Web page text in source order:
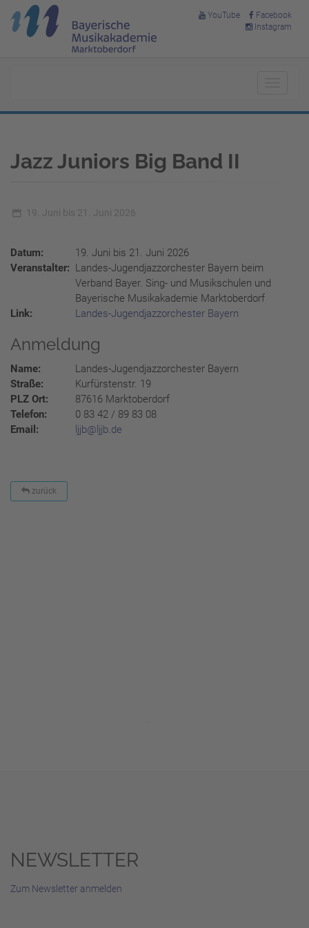
YouTube
Facebook
Instagram
Jazz Juniors Big Band II
19. Juni bis 21. Juni 2026
Datum:
19. Juni bis 21. Juni 2026
Veranstalter: Landes-Jugendjazzorchester Bayern beim
Verband Bayer. Sing- und Musikschulen und
Bayerische Musikakademie Marktoberdorf
Link:
Landes-Jugendjazzorchester Bayern
Anmeldung
Name:
Landes-Jugendjazzorchester Bayern
Straße:
Kurfürstenstr. 19
PLZ Ort:
87616 Marktoberdorf
Telefon:
0 83 42 / 89 83 08
Email:
ljjb@ljjb.de
zurück
NEWSLETTER
Zum Newsletter anmelden